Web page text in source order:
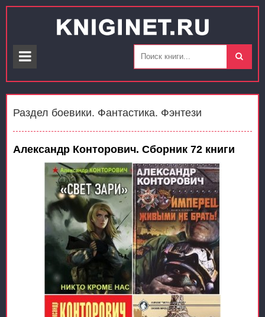
Раздел боевики. Фантастика. Фэнтези
Александр Конторович. Сборник 72 книги